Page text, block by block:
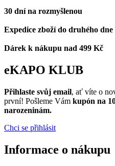
30 dní na rozmyšlenou
Expedice zboží do druhého dne
Dárek k nákupu nad 499 Kč
eKAPO KLUB
Přihlaste svůj email, ať víte o
první! Pošleme Vám kupón na
narozeninám.
Chci se přihlásit
Informace o nákupu